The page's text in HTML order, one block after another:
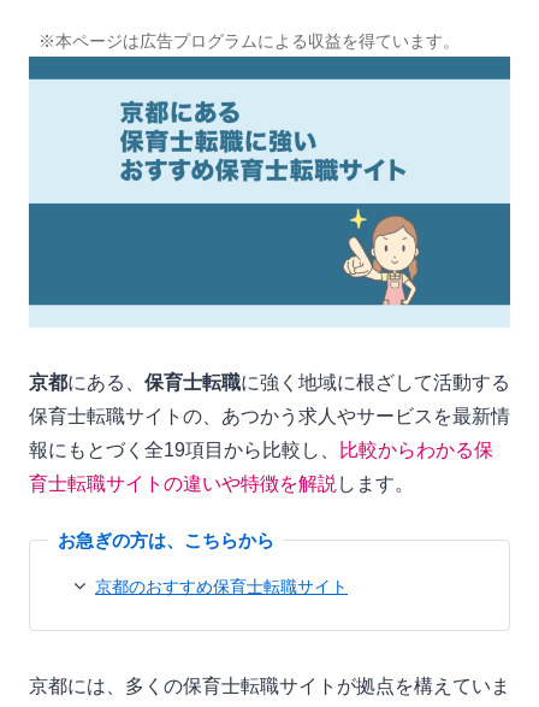
※本ページは広告プログラムによる収益を得ています。
京都にある、 保育士転職に強く地域に根ざして活動する
保育士転職サイトの、あつかう求人やサービスを最新情
報にもとづく全19項目から比較し、
比較からわかる保
育士転職サイトの違いや特徴を解説 します。
京都のおすすめ保育士転職サイト
京都には、多くの保育士転職サイトが拠点を構えていま